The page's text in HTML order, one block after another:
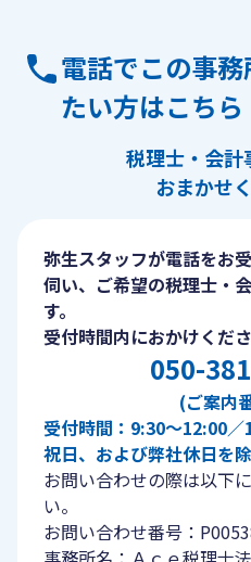
電話でこの事
たい方はこちら
税理士・会計
おまかせ
弥生スタッフが電話をお
伺い、ご希望の税理士・
す。
受付時間内におかけくださ
050-
(ご案内
受付時間：9:30〜12:00／
祝日、および弊社休日を除
お問い合わせの際は以下
い。
お問い合わせ番号：